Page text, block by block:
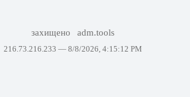
захищено adm.tools
216.73.216.233 — 8/8/2026, 4:15:12 PM